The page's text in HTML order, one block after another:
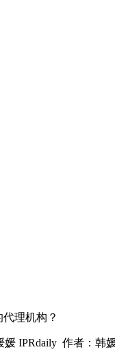
理机构？
IPRdaily 作者：韩